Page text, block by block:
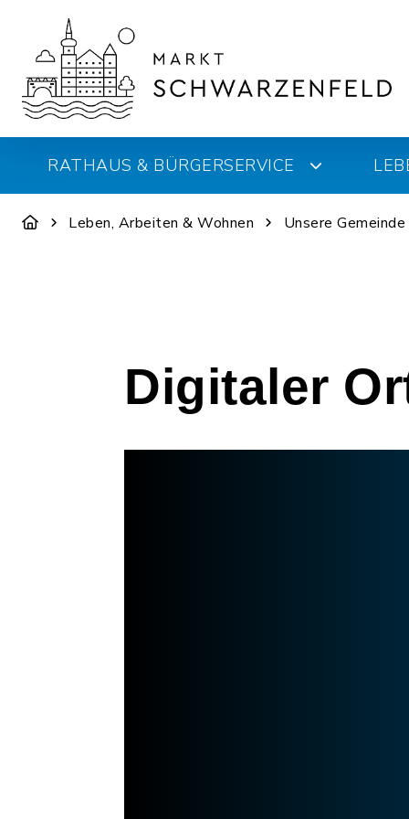
RATHAUS & BÜRGERSERVICE
Leben, Arbeiten & Wohnen Unsere Gemeinde
Digitaler